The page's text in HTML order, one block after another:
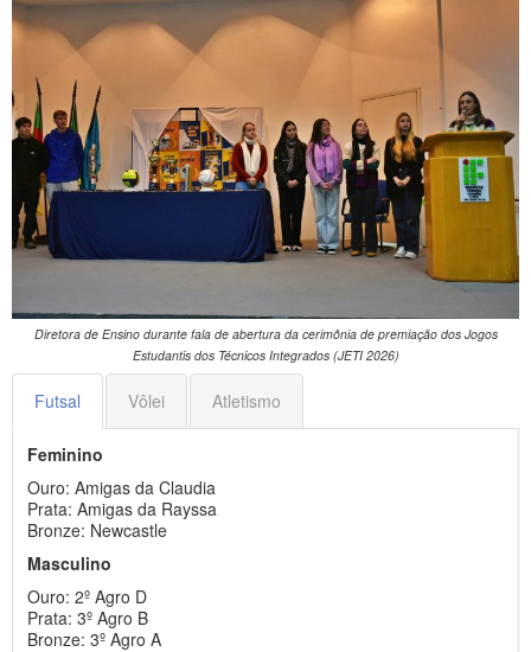
Diretora de Ensino durante fala de abertura da cerimônia de premiação dos Jogos
Estudantis dos Técnicos Integrados (JETI 2026)
Futsal Vôlei Atletismo
Feminino
Ouro: Amigas da Claudia
Prata: Amigas da Rayssa
Bronze: Newcastle
Masculino
Ouro: 2º Agro D
Prata: 3º Agro B
Bronze: 3º Agro A